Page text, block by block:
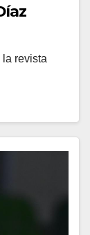
revista